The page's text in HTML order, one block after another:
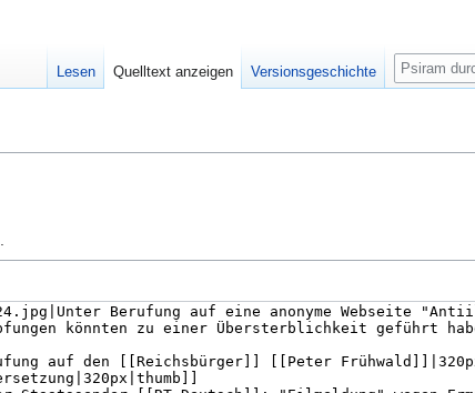
Lesen Quelltext anzeigen Versionsgeschichte
Suche